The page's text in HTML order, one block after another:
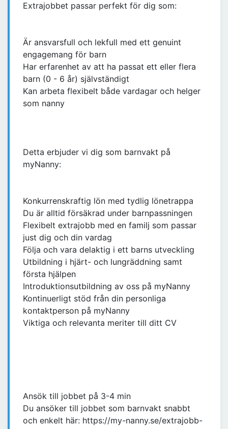
Extrajobbet passar perfekt för dig som:
Är ansvarsfull och lekfull med ett genuint
engagemang för barn
Har erfarenhet av att ha passat ett eller flera
barn (0 - 6 år) självständigt
Kan arbeta flexibelt både vardagar och helger
som nanny
Detta erbjuder vi dig som barnvakt på
myNanny:
Konkurrenskraftig lön med tydlig lönetrappa
Du är alltid försäkrad under barnpassningen
Flexibelt extrajobb med en familj som passar
just dig och din vardag
Följa och vara delaktig i ett barns utveckling
Utbildning i hjärt- och lungräddning samt
första hjälpen
Introduktionsutbildning av oss på myNanny
Kontinuerligt stöd från din personliga
kontaktperson på myNanny
Viktiga och relevanta meriter till ditt CV
Ansök till jobbet på 3-4 min
Du ansöker till jobbet som barnvakt snabbt
och enkelt här: https://my-nanny.se/extrajobb-